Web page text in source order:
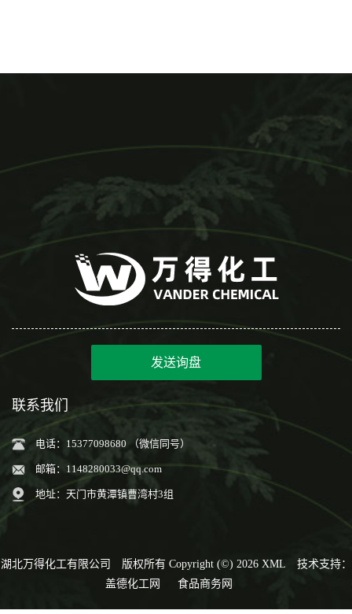
发送询盘
联系我们
电话：15377098680 （微信同号）
邮箱： 1148280033@qq.com
地址：天门市黄潭镇曹湾村3组
湖北万得化工有限公司 版权所有 Copyright (©) 2026 XML
技术支持：
盖德化工网
食品商务网